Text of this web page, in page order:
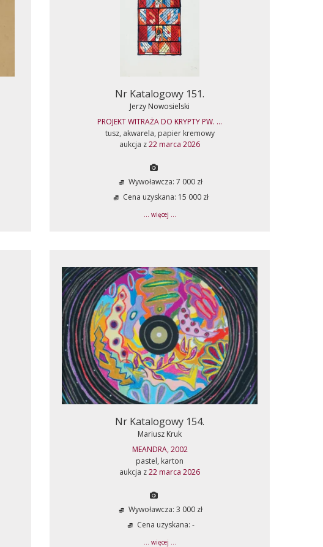
Nr Katalogowy 151.
Jerzy Nowosielski
PROJEKT WITRAŻA DO KRYPTY PW. ...
tusz, akwarela, papier kremowy
aukcja z22 marca 2026
Wywoławcza: 7 000 zł
Cena uzyskana: 15 000 zł
... więcej ...
Nr Katalogowy 154.
Mariusz Kruk
MEANDRA, 2002
pastel, karton
aukcja z22 marca 2026
Wywoławcza: 3 000 zł
Cena uzyskana: -
... więcej ...